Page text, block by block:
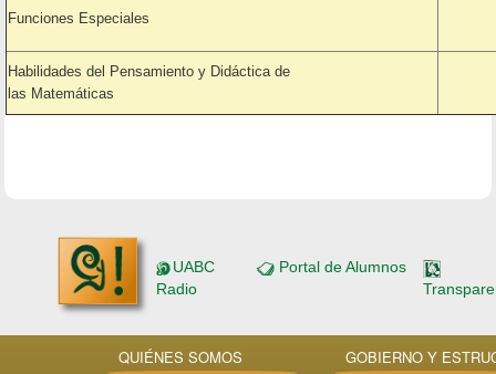
Funciones Especiales
Habilidades del Pensamiento y Didáctica de
las Matemáticas
UABC
Radio
Portal de Alumnos
QUIÉNES SOMOS GOBIERNO Y